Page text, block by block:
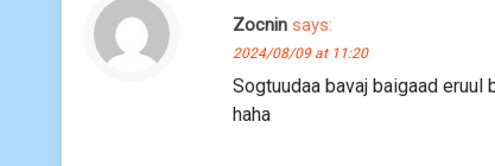
Zocnin says:
2024/08/09 at 11:20
Sogtuudaa bavaj baigaad
haha